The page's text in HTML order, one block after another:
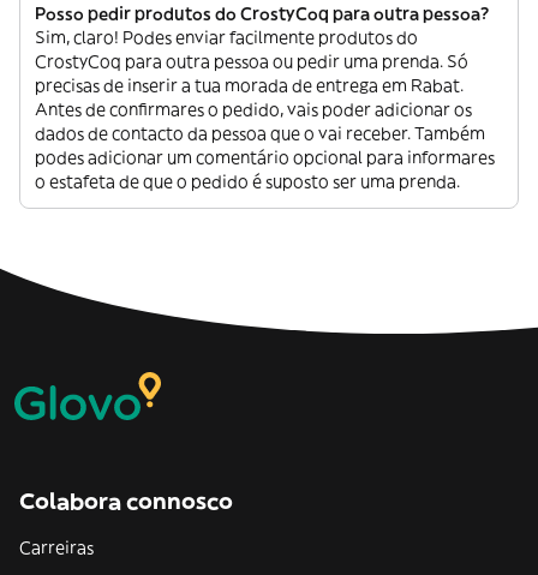
Posso pedir produtos do CrostyCoq para outra pessoa?
Sim, claro! Podes enviar facilmente produtos do
CrostyCoq para outra pessoa ou pedir uma prenda. Só
precisas de inserir a tua morada de entrega em Rabat.
Antes de confirmares o pedido, vais poder adicionar os
dados de contacto da pessoa que o vai receber. Também
podes adicionar um comentário opcional para informares
o estafeta de que o pedido é suposto ser uma prenda.
Colabora connosco
Carreiras